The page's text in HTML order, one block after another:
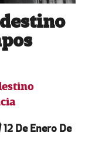
12 De Enero De